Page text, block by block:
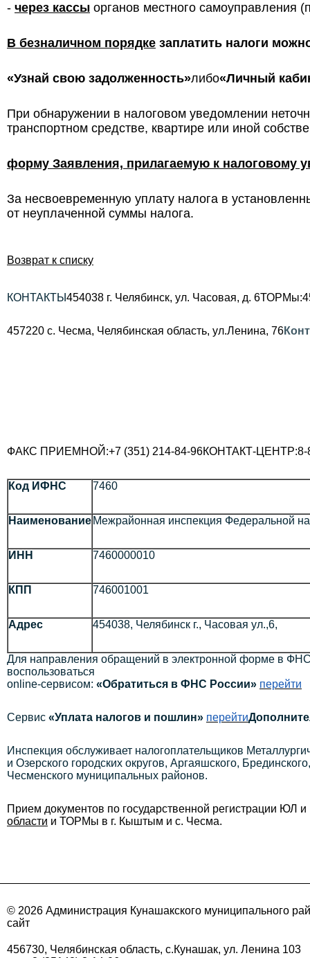
- через кассы органов местного самоуправления
В безналичном порядке заплатить налоги
«Узнай свою задолженность»либо«Личный
При обнаружении в налоговом уведомлении
транспортном средстве, квартире или иной
форму Заявления, прилагаемую к налоговому
За несвоевременную уплату налога в
от неуплаченной суммы налога.
Возврат к списку
КОНТАКТЫ 454038 г. Челябинск, ул. Часовая, д. 6ТОРМы:
457220 с. Чесма, Челябинская область, ул.Ленина, 76
ФАКС ПРИЕМНОЙ:+7 (351) 214-84-96КОНТАКТ-ЦЕНТР:8-
Код ИФНС 7460
Наименование Межрайонная инспекция Федеральной
ИНН 7460000010
КПП 746001001
Адрес 454038, Челябинск г., Часовая ул.,6,
Для направления обращений в электронной форме в
воспользоваться
online-сервисом: «Обратиться в ФНС России» перейти
Сервис «Уплата налогов и пошлин» перейти
Инспекция обслуживает налогоплательщиков
и Озерского городских округов, Аргаяшского,
Чесменского муниципальных районов.
Прием документов по государственной регистрации ЮЛ
области и ТОРМы в г. Кыштым и с. Чесма.
© 2026 Администрация Кунашакского муниципального
сайт
456730, Челябинская область, с.Кунашак, ул. Ленина 103